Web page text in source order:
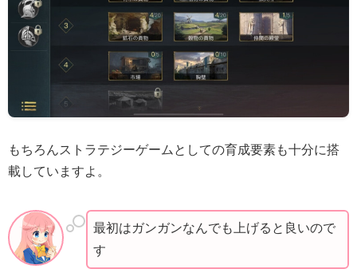
もちろんストラテジーゲームとしての育成要素も十分に搭
載していますよ。
最初はガンガンなんでも上げると良いので
す